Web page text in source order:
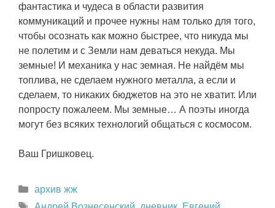
фантастика и чудеса в области развития
коммуникаций и прочее нужны нам только для того,
чтобы осознать как можно быстрее, что никуда мы
не полетим и с Земли нам деваться некуда. Мы
земные! И механика у нас земная. Не найдём мы
топлива, не сделаем нужного металла, а если и
сделаем, то никаких бюджетов на это не хватит. Или
попросту пожалеем. Мы земные… А поэты иногда
могут без всяких технологий общаться с космосом.
Ваш Гришковец.
Рубрики
архив жж
Метки